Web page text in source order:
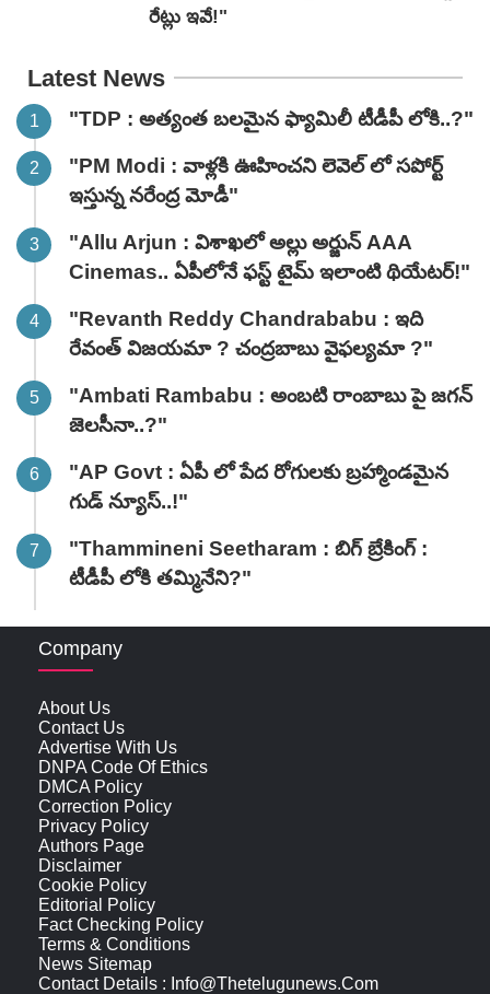
రేట్లు ఇవే!"
Latest News
"TDP : అత్యంత బలమైన ఫ్యామిలీ టీడీపీ లోకి..?"
"PM Modi : వాళ్లకి ఊహించని లెవెల్ లో సపోర్ట్
ఇస్తున్న నరేంద్ర మోడీ"
"Allu Arjun : విశాఖలో అల్లు అర్జున్ AAA
Cinemas.. ఏపీలోనే ఫస్ట్ టైమ్ ఇలాంటి థియేటర్!"
"Revanth Reddy Chandrababu : ఇది
రేవంత్ విజయమా ? చంద్రబాబు వైఫల్యమా ?"
"Ambati Rambabu : అంబటి రాంబాబు పై జగన్
జెలసీనా..?"
"AP Govt : ఏపీ లో పేద రోగులకు బ్రహ్మాండమైన
గుడ్ న్యూస్..!"
"Thammineni Seetharam : బిగ్ బ్రేకింగ్ :
టీడీపీ లోకి తమ్మినేని?"
Company
About Us
Contact Us
Advertise With Us
DNPA Code Of Ethics
DMCA Policy
Correction Policy
Privacy Policy
Authors Page
Disclaimer
Cookie Policy
Editorial Policy
Fact Checking Policy
Terms & Conditions
News Sitemap
Contact Details : Info@thetelugunews.com